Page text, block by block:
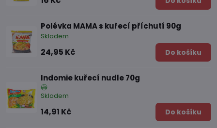
Polévka MAMA s kuřecí příchutí 90g
Skladem
24,95 Kč Do košíku
Indomie kuřecí nudle 70g
Skladem
14,91 Kč Do košíku